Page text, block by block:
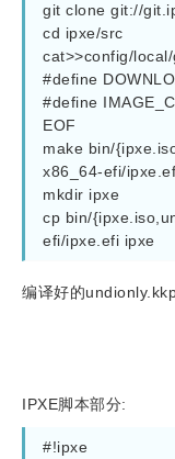
git clone git://
cd ipxe/src
cat>>config/
#define
#define
EOF
make bin/
x86_64-efi/
mkdir ipxe
cp bin/
efi/ipxe.efi ipxe
编译好的
IPXE脚本部分:
#!ipxe